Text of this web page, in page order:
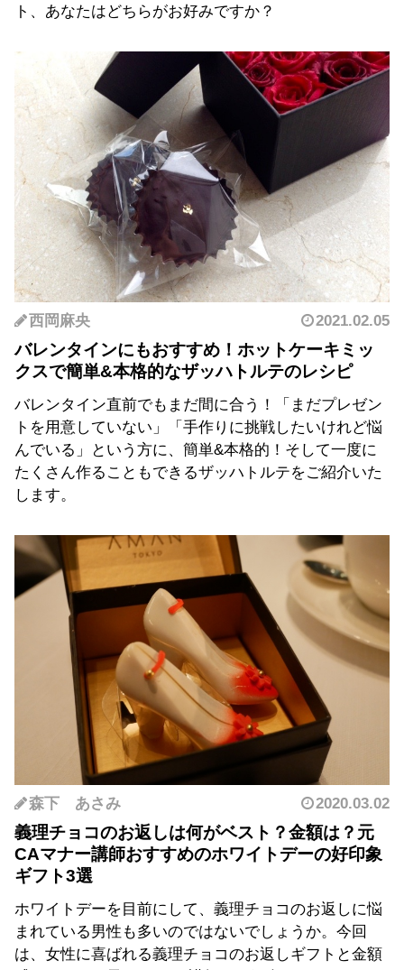
ト、あなたはどちらがお好みですか？
西岡麻央 2021.02.05
バレンタインにもおすすめ！ホットケーキミッ
クスで簡単&本格的なザッハトルテのレシピ
バレンタイン直前でもまだ間に合う！「まだプレゼン
トを用意していない」「手作りに挑戦したいけれど悩
んでいる」という方に、簡単&本格的！そして一度に
たくさん作ることもできるザッハトルテをご紹介いた
します。
森下 あさみ 2020.03.02
義理チョコのお返しは何がベスト？金額は？元
CAマナー講師おすすめのホワイトデーの好印象
ギフト3選
ホワイトデーを目前にして、義理チョコのお返しに悩
まれている男性も多いのではないでしょうか。今回
は、女性に喜ばれる義理チョコのお返しギフトと金額